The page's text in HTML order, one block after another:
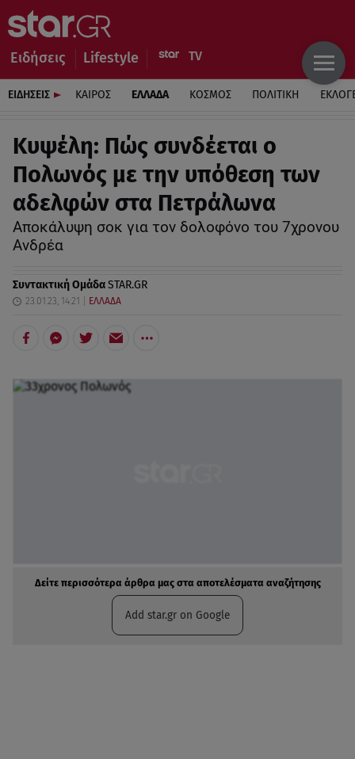
Ειδήσεις Lifestyle
ΕΙΔΗΣΕΙΣ ΚΑΙΡΟΣ ΕΛΛΑΔΑ ΚΟΣΜΟΣ ΠΟΛΙΤΙΚΗ
Κυψέλη: Πώς συνδέεται ο
Πολωνός με την υπόθεση των
αδελφών στα Πετράλωνα
Αποκάλυψη σοκ για τον δολοφόνο του 7χρονου
Ανδρέα
Συντακτική ΟμάδαSTAR.GR
23.01.23, 14:21 ΕΛΛΑΔΑ
Δείτε περισσότερα άρθρα μας στα αποτελέσματα αναζήτησης
Add star.gr on Google